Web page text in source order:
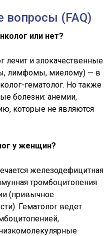
вопросы (FAQ)
или нет?
лечит и злокачественные
лимфомы, миелому) — в
гематолог. Но также
болезни: анемии,
которые не являются
у женщин?
железодефицитная
тромбоцитопения
(привычное
Гематолог ведет